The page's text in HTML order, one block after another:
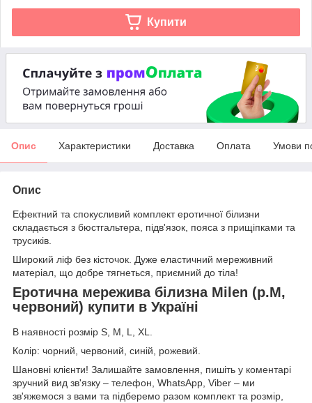
Купити
Опис Характеристики Доставка Оплата Умови
Опис
Ефектний та спокусливий комплект еротичної білизни
складається з бюстгальтера, підв'язок, пояса з прищіпками та
трусиків.
Широкий ліф без кісточок. Дуже еластичний мереживний
матеріал, що добре тягнеться, приємний до тіла!
Еротична мережива білизна Milen (р.М,
червоний) купити в Україні
В наявності розмір S, М, L, XL.
Колір: чорний, червоний, синій, рожевий.
Шановні клієнти! Залишайте замовлення, пишіть у коментарі
зручний вид зв'язку – телефон, WhatsApp, Viber – ми
зв'яжемося з вами та підберемо разом комплект та розмір,